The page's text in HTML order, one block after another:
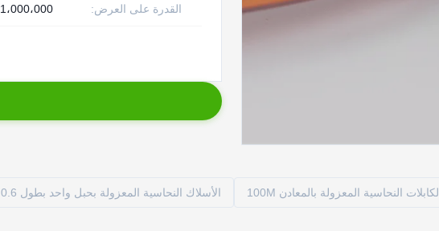
القدرة على العرض: 1،000،000 م / سنة
الكابلات النحاسية المعزولة بالمعادن 100M الأسلاك النحاسية المعزولة بحبل واحد بطول 0.6 سم